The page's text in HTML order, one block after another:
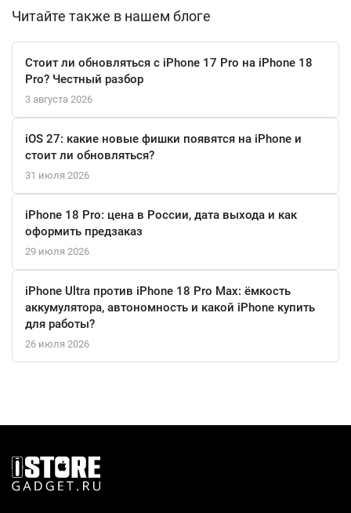
быструю передачу данных и надежное соединение. С
аккумулятором, который обеспечивает до 75 часов
воспроизведения аудио и до 26 часов видео, вы можете быть
уверены, что ваш смартфон всегда под рукой.
Дополнительные возможности, такие как поддержка MagSafe,
Face ID для безопасной разблокировки и защита от воды на
глубине до 6 метров, делают iPhone 15 не только стильным, но
и функциональным устройством. В комплекте поставляется
кабель USB-C, что позволяет легко подключать устройство к
зарядным устройствам и компьютерам.
Apple iPhone 15 256 ГБ Black — это не просто телефон, это
стильный аксессуар и мощный инструмент для работы и
развлечений.
Читайте также в нашем блоге
Стоит ли обновляться с iPhone 17 Pro на iPhone 18
Pro? Честный разбор
3 августа 2026
iOS 27: какие новые фишки появятся на iPhone и
стоит ли обновляться?
31 июля 2026
iPhone 18 Pro: цена в России, дата выхода и как
оформить предзаказ
29 июля 2026
iPhone Ultra против iPhone 18 Pro Max: ёмкость
аккумулятора, автономность и какой iPhone купить
для работы?
26 июля 2026